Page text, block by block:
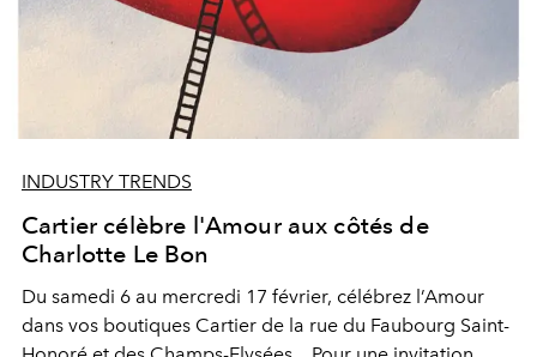
INDUSTRY TRENDS
Cartier célèbre l'Amour aux côtés de
Charlotte Le Bon
Du samedi 6 au mercredi 17 février, célébrez l’Amour
dans vos boutiques Cartier de la rue du Faubourg Saint-